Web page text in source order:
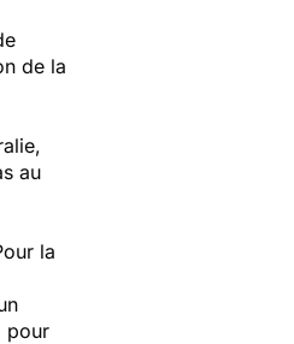
de la
au
la
pour